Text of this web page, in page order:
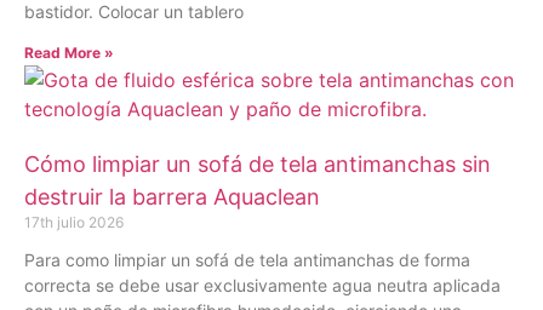
bastidor. Colocar un tablero
Read More »
Cómo limpiar un sofá de tela antimanchas sin
destruir la barrera Aquaclean
17th julio 2026
Para como limpiar un sofá de tela antimanchas de forma
correcta se debe usar exclusivamente agua neutra aplicada